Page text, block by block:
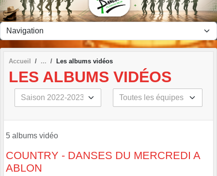
Accueil Les albums vidéos
LES ALBUMS VIDÉOS
5 albums vidéo
COUNTRY - DANSES DU MERCREDI A
ABLON